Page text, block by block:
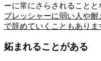
ーに常にさらされることと
プレッシャーに弱い人や
で辞めていくこともありま
妬まれることがある